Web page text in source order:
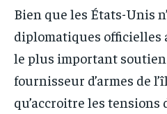
Bien que les États-Unis
diplomatiques officielles
le plus important
fournisseur d’armes de
qu’accroitre les tensions